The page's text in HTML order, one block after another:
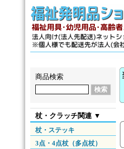
商品検索
杖・クラッチ関連 ▼
杖・ステッキ
3点・4点杖（多点杖）